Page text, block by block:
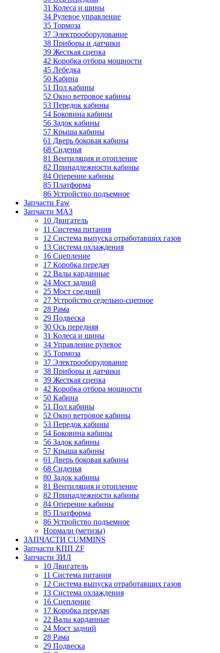
31 Колеса и шины
34 Рулевое управление
35 Тормоза
37 Электрооборудование
38 Приборы и датчики
39 Жесткая сцепка
42 Коробка отбора мощности
45 Лебедка
50 Кабина
51 Пол кабины
52 Окно ветровое кабины
53 Передок кабины
54 Боковина кабины
56 Задок кабины
57 Крыша кабины
61 Дверь боковая кабины
68 Сиденья
81 Вентиляция и отопление
82 Принадлежности кабины
84 Оперение кабины
85 Платформа
86 Устройство подъемное
Запчасти Faw
Запчасти МАЗ
10 Двигатель
11 Система питания
12 Система выпуска отработавших газов
13 Система охлаждения
16 Сцепление
17 Коробка передач
22 Валы карданные
24 Мост задний
25 Мост средний
27 Устройство седельно-сцепное
28 Рама
29 Подвеска
30 Ось передняя
31 Колеса и шины
34 Управление рулевое
35 Тормоза
37 Электрооборудование
38 Приборы и датчики
39 Жесткая сцепка
42 Коробка отбора мощности
50 Кабина
51 Пол кабины
52 Окно ветровое кабины
53 Передок кабины
54 Боковина кабины
56 Задок кабины
57 Крыша кабины
61 Дверь боковая кабины
68 Сиденья
80 Задок кабины
81 Вентиляция и отопление
82 Принадлежности кабины
84 Оперение кабины
85 Платформа
86 Устройство подъемное
Нормали (метизы)
ЗАПЧАСТИ CUMMINS
Запчасти КПП ZF
Запчасти ЗИЛ
10 Двигатель
11 Система питания
12 Система выпуска отработавших газов
13 Система охлаждения
16 Сцепление
17 Коробка передач
22 Валы карданные
24 Мост задний
28 Рама
29 Подвеска